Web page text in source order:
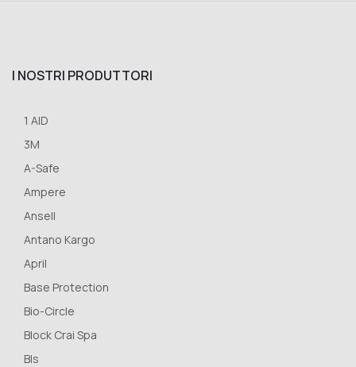
I NOSTRI PRODUTTORI
1 AID
3M
A-Safe
Ampere
Ansell
Antano Kargo
April
Base Protection
Bio-Circle
Block Crai Spa
Bls